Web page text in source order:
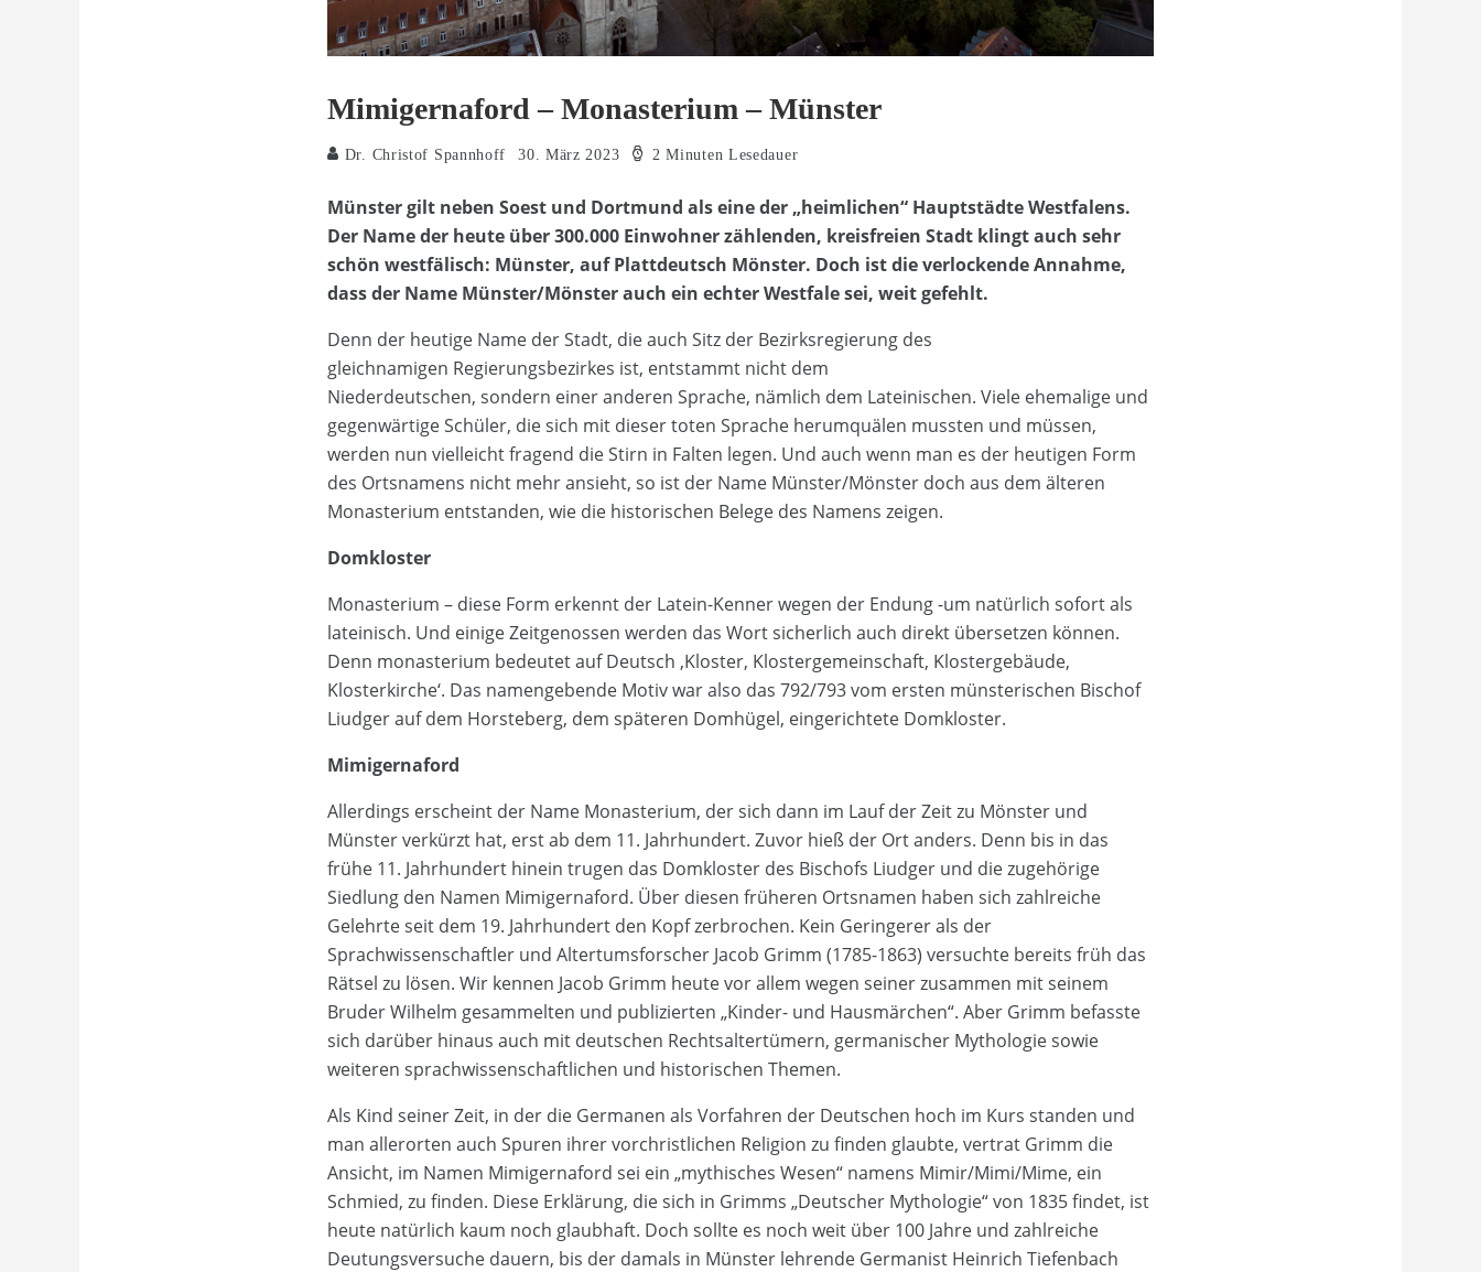
Mimigernaford – Monasterium – Münster
Dr. Christof Spannhoff 30. März 2023 2 Minuten Lesedauer
Münster gilt neben Soest und Dortmund als eine der „heimlichen“ Hauptstädte Westfalens.
Der Name der heute über 300.000 Einwohner zählenden, kreisfreien Stadt klingt auch sehr
schön westfälisch: Münster, auf Plattdeutsch Mönster. Doch ist die verlockende Annahme,
dass der Name Münster/Mönster auch ein echter Westfale sei, weit gefehlt.
Denn der heutige Name der Stadt, die auch Sitz der Bezirksregierung des
gleichnamigen Regierungsbezirkes ist, entstammt nicht dem
Niederdeutschen, sondern einer anderen Sprache, nämlich dem Lateinischen. Viele ehemalige und
gegenwärtige Schüler, die sich mit dieser toten Sprache herumquälen mussten und müssen,
werden nun vielleicht fragend die Stirn in Falten legen. Und auch wenn man es der heutigen Form
des Ortsnamens nicht mehr ansieht, so ist der Name Münster/Mönster doch aus dem älteren
Monasterium entstanden, wie die historischen Belege des Namens zeigen.
Domkloster
Monasterium – diese Form erkennt der Latein-Kenner wegen der Endung -um natürlich sofort als
lateinisch. Und einige Zeitgenossen werden das Wort sicherlich auch direkt übersetzen können.
Denn monasterium bedeutet auf Deutsch ‚Kloster, Klostergemeinschaft, Klostergebäude,
Klosterkirche‘. Das namengebende Motiv war also das 792/793 vom ersten münsterischen Bischof
Liudger auf dem Horsteberg, dem späteren Domhügel, eingerichtete Domkloster.
Mimigernaford
Allerdings erscheint der Name Monasterium, der sich dann im Lauf der Zeit zu Mönster und
Münster verkürzt hat, erst ab dem 11. Jahrhundert. Zuvor hieß der Ort anders. Denn bis in das
frühe 11. Jahrhundert hinein trugen das Domkloster des Bischofs Liudger und die zugehörige
Siedlung den Namen Mimigernaford. Über diesen früheren Ortsnamen haben sich zahlreiche
Gelehrte seit dem 19. Jahrhundert den Kopf zerbrochen. Kein Geringerer als der
Sprachwissenschaftler und Altertumsforscher Jacob Grimm (1785-1863) versuchte bereits früh das
Rätsel zu lösen. Wir kennen Jacob Grimm heute vor allem wegen seiner zusammen mit seinem
Bruder Wilhelm gesammelten und publizierten „Kinder- und Hausmärchen“. Aber Grimm befasste
sich darüber hinaus auch mit deutschen Rechtsaltertümern, germanischer Mythologie sowie
weiteren sprachwissenschaftlichen und historischen Themen.
Als Kind seiner Zeit, in der die Germanen als Vorfahren der Deutschen hoch im Kurs standen und
man allerorten auch Spuren ihrer vorchristlichen Religion zu finden glaubte, vertrat Grimm die
Ansicht, im Namen Mimigernaford sei ein „mythisches Wesen“ namens Mimir/Mimi/Mime, ein
Schmied, zu finden. Diese Erklärung, die sich in Grimms „Deutscher Mythologie“ von 1835 findet, ist
heute natürlich kaum noch glaubhaft. Doch sollte es noch weit über 100 Jahre und zahlreiche
Deutungsversuche dauern, bis der damals in Münster lehrende Germanist Heinrich Tiefenbach